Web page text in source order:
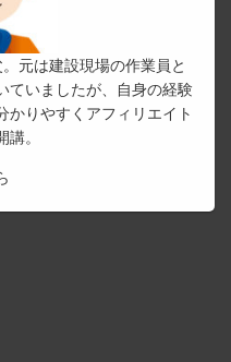
元は建設現場の作業員と
ていましたが、自身の経験
かりやすくアフィリエイト
。